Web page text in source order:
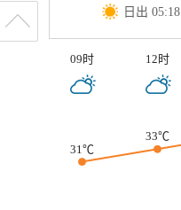
日出 05:18
09时 12时
31℃
33℃